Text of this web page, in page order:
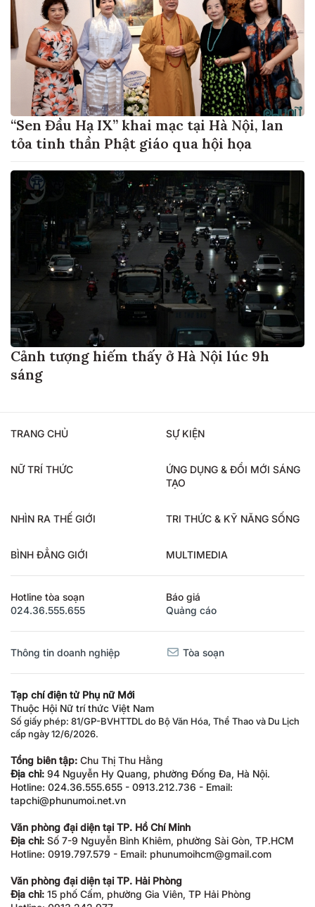
“Sen Đầu Hạ IX” khai mạc tại Hà Nội, lan
tỏa tinh thần Phật giáo qua hội họa
Cảnh tượng hiếm thấy ở Hà Nội lúc 9h
sáng
TRANG CHỦ SỰ KIỆN
NỮ TRÍ THỨC
ỨNG DỤNG & ĐỔI MỚI SÁNG
TẠO
NHÌN RA THẾ GIỚI TRI THỨC & KỸ NĂNG SỐNG
BÌNH ĐẲNG GIỚI MULTIMEDIA
Hotline tòa soạn
024.36.555.655
Báo giá
Quảng cáo
Thông tin doanh nghiệp Tòa soạn
Tạp chí điện tử Phụ nữ Mới
Thuộc Hội Nữ trí thức Việt Nam
Số giấy phép: 81/GP-BVHTTDL do Bộ Văn Hóa, Thể Thao và Du Lịch
cấp ngày 12/6/2026.
Tổng biên tập: Chu Thị Thu Hằng
Địa chỉ: 94 Nguyễn Hy Quang, phường Đống Đa, Hà Nội.
Hotline: 024.36.555.655 - 0913.212.736 - Email:
tapchi@phunumoi.net.vn
Văn phòng đại diện tại TP. Hồ Chí Minh
Địa chỉ: Số 7-9 Nguyễn Bỉnh Khiêm, phường Sài Gòn, TP.HCM
Hotline: 0919.797.579 - Email: phunumoihcm@gmail.com
Văn phòng đại diện tại TP. Hải Phòng
Địa chỉ: 15 phố Cấm, phường Gia Viên, TP Hải Phòng